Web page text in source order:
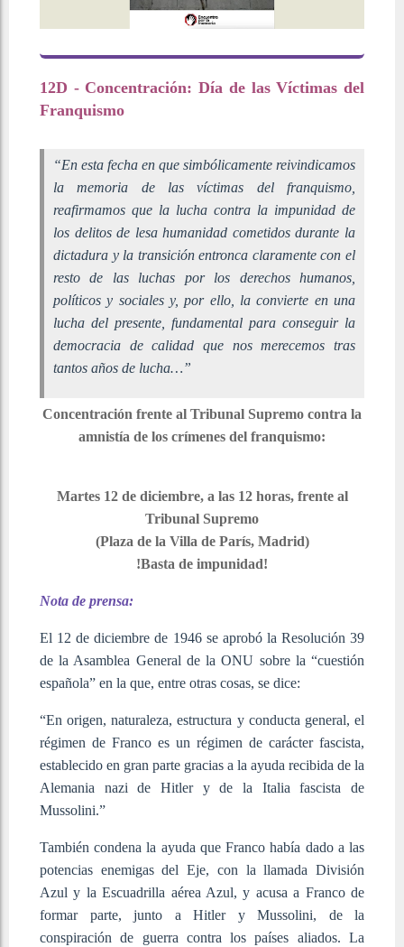
12D - Concentración: Día de las Víctimas del
Franquismo
“En esta fecha en que simbólicamente reivindicamos
la memoria de las víctimas del franquismo,
reafirmamos que la lucha contra la impunidad de
los delitos de lesa humanidad cometidos durante la
dictadura y la transición entronca claramente con el
resto de las luchas por los derechos humanos,
políticos y sociales y, por ello, la convierte en una
lucha del presente, fundamental para conseguir la
democracia de calidad que nos merecemos tras
tantos años de lucha…”
Concentración frente al Tribunal Supremo contra la
amnistía de los crímenes del franquismo:
Martes 12 de diciembre, a las 12 horas, frente al
Tribunal Supremo
(Plaza de la Villa de París, Madrid)
!Basta de impunidad!
Nota de prensa:
El 12 de diciembre de 1946 se aprobó la Resolución 39
de la Asamblea General de la ONU sobre la “cuestión
española” en la que, entre otras cosas, se dice:
“En origen, naturaleza, estructura y conducta general, el
régimen de Franco es un régimen de carácter fascista,
establecido en gran parte gracias a la ayuda recibida de la
Alemania nazi de Hitler y de la Italia fascista de
Mussolini.”
También condena la ayuda que Franco había dado a las
potencias enemigas del Eje, con la llamada División
Azul y la Escuadrilla aérea Azul, y acusa a Franco de
formar parte, junto a Hitler y Mussolini, de la
conspiración de guerra contra los países aliados. La